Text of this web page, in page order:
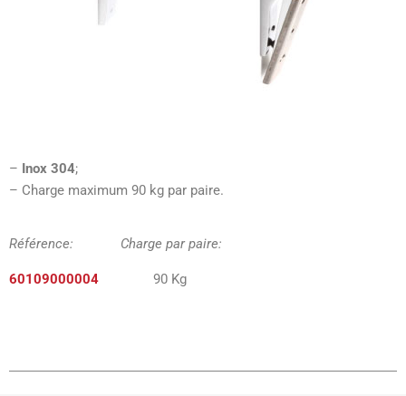
– Inox 304;
– Charge maximum 90 kg par paire.
Référence: Charge par paire:
60109000004 90 Kg